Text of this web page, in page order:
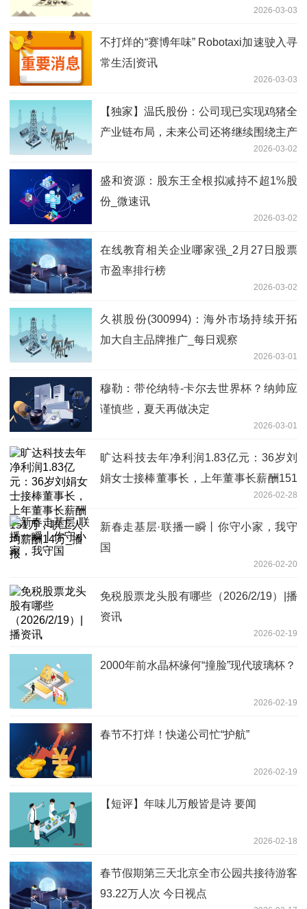
2026-03-03
不打烊的“赛博年味” Robotaxi加速驶入寻
常生活|资讯
2026-03-03
【独家】温氏股份：公司现已实现鸡猪全
产业链布局，未来公司还将继续围绕主产
业上下游，积极投资具有发展潜质的行业
和企业
2026-03-02
盛和资源：股东王全根拟减持不超1%股
份_微速讯
2026-03-02
在线教育相关企业哪家强_2月27日股票
市盈率排行榜
2026-03-02
久祺股份(300994)：海外市场持续开拓
加大自主品牌推广_每日观察
2026-03-01
穆勒：带伦纳特-卡尔去世界杯？纳帅应
谨慎些，夏天再做决定
2026-03-01
旷达科技去年净利润1.83亿元：36岁刘
娟女士接棒董事长，上年董事长薪酬151
2026-02-28
新春走基层·联播一瞬丨你守小家，我守
国
2026-02-20
免税股票龙头股有哪些（2026/2/19）|播
资讯
2026-02-19
2000年前水晶杯缘何“撞脸”现代玻璃杯？
2026-02-19
春节不打烊！快递公司忙“护航”
2026-02-19
【短评】年味儿万般皆是诗 要闻
2026-02-18
春节假期第三天北京全市公园共接待游客
93.22万人次 今日视点